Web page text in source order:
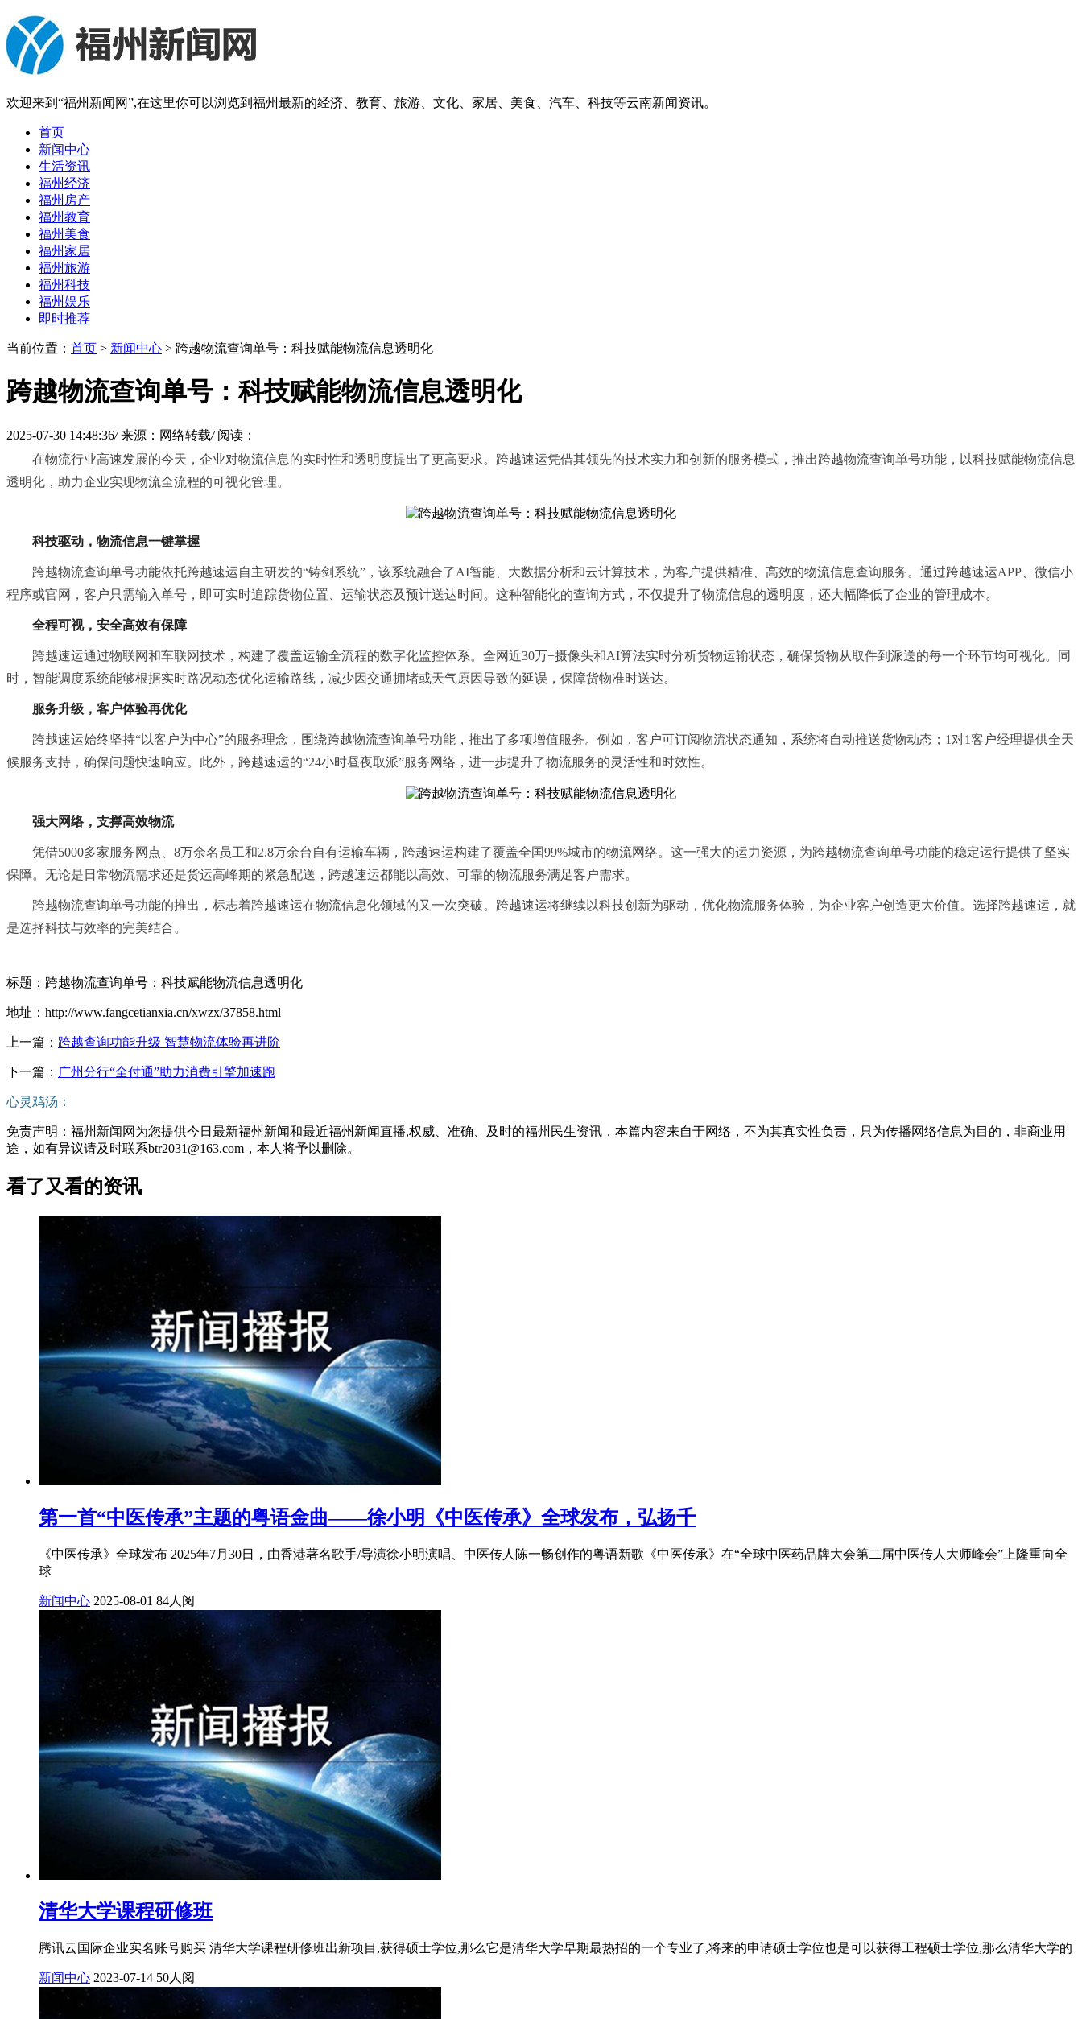
欢迎来到“福州新闻网”,在这里你可以浏览到福州最新的经济、教育、旅游、文化、家居、美食、汽车、科技等云南新闻资讯。
首页
新闻中心
生活资讯
福州经济
福州房产
福州教育
福州美食
福州家居
福州旅游
福州科技
福州娱乐
即时推荐
当前位置： 首页 > 新闻中心 > 跨越物流查询单号：科技赋能物流信息透明化
跨越物流查询单号：科技赋能物流信息透明化
2025-07-30 14:48:36/ 来源：网络转载/ 阅读：
在物流行业高速发展的今天，企业对物流信息的实时性和透明度提出了更高要求。跨越速运凭借其领先的技术实力和创新的服务模式，推出跨越物流查询单号功能，以科技赋能物流信息
透明化，助力企业实现物流全流程的可视化管理。
科技驱动，物流信息一键掌握
跨越物流查询单号功能依托跨越速运自主研发的“铸剑系统”，该系统融合了AI智能、大数据分析和云计算技术，为客户提供精准、高效的物流信息查询服务。通过跨越速运APP、微信小
程序或官网，客户只需输入单号，即可实时追踪货物位置、运输状态及预计送达时间。这种智能化的查询方式，不仅提升了物流信息的透明度，还大幅降低了企业的管理成本。
全程可视，安全高效有保障
跨越速运通过物联网和车联网技术，构建了覆盖运输全流程的数字化监控体系。全网近30万+摄像头和AI算法实时分析货物运输状态，确保货物从取件到派送的每一个环节均可视化。同
时，智能调度系统能够根据实时路况动态优化运输路线，减少因交通拥堵或天气原因导致的延误，保障货物准时送达。
服务升级，客户体验再优化
跨越速运始终坚持“以客户为中心”的服务理念，围绕跨越物流查询单号功能，推出了多项增值服务。例如，客户可订阅物流状态通知，系统将自动推送货物动态；1对1客户经理提供全天
候服务支持，确保问题快速响应。此外，跨越速运的“24小时昼夜取派”服务网络，进一步提升了物流服务的灵活性和时效性。
强大网络，支撑高效物流
凭借5000多家服务网点、8万余名员工和2.8万余台自有运输车辆，跨越速运构建了覆盖全国99%城市的物流网络。这一强大的运力资源，为跨越物流查询单号功能的稳定运行提供了坚实
保障。无论是日常物流需求还是货运高峰期的紧急配送，跨越速运都能以高效、可靠的物流服务满足客户需求。
跨越物流查询单号功能的推出，标志着跨越速运在物流信息化领域的又一次突破。跨越速运将继续以科技创新为驱动，优化物流服务体验，为企业客户创造更大价值。选择跨越速运，就
是选择科技与效率的完美结合。
标题：跨越物流查询单号：科技赋能物流信息透明化
地址：http://www.fangcetianxia.cn/xwzx/37858.html
上一篇： 跨越查询功能升级 智慧物流体验再进阶
下一篇： 广州分行“全付通”助力消费引擎加速跑
心灵鸡汤：
免责声明：福州新闻网为您提供今日最新福州新闻和最近福州新闻直播,权威、准确、及时的福州民生资讯，本篇内容来自于网络，不为其真实性负责，只为传播网络信息为目的，非商业用
途，如有异议请及时联系btr2031@163.com，本人将予以删除。
看了又看的资讯
第一首“中医传承”主题的粤语金曲——徐小明《中医传承》全球发布，弘扬千
《中医传承》全球发布 2025年7月30日，由香港著名歌手/导演徐小明演唱、中医传人陈一畅创作的粤语新歌《中医传承》在“全球中医药品牌大会第二届中医传人大师峰会”上隆重向全
球
新闻中心 2025-08-01 84人阅
清华大学课程研修班
腾讯云国际企业实名账号购买 清华大学课程研修班出新项目,获得硕士学位,那么它是清华大学早期最热招的一个专业了,将来的申请硕士学位也是可以获得工程硕士学位,那么清华大学的
新闻中心 2023-07-14 50人阅